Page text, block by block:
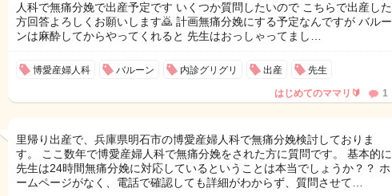
人科で無痛分娩で出産予定です いくつか質問したいので こちらで出産した
方回答よろしくお願いします🙇 計画無痛分娩にする予定なんですが バルー
ンは麻酔してからやってくれると 先生はおっしゃってまし…
博愛産婦人科 バルーン 内診グリグリ 出産 先生
はじめてのママリ🔰 1
里帰り出産で、兵庫県明石市の博愛産婦人科で無痛分娩検討しておりま
す。 ここ数年で博愛産婦人科で無痛分娩をされた方に質問です。 基本的に
先生は24時間無痛分娩に対応しているということは本当でしょうか？？ ホ
ームページがなく、電話で確認しても詳細がわからず、質問させて…